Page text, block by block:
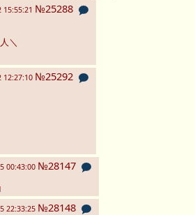
15:55:21 №25288
＼
12:27:10 №25292
00:43:00 №28147
22:33:25 №28148